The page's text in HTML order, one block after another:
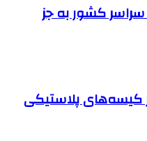
۳۰ تیر در سراسر کشور به جز
کیسه‌های پلاستیکی